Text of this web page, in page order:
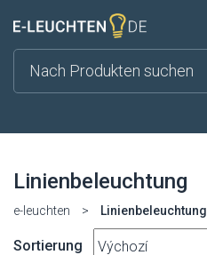
Linienbeleuchtung
e-leuchten > Linienbeleuchtung
Sortierung